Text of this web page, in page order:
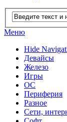
Меню
Hide
Девайсы
Железо
Игры
ОС
Периферия
Разное
Сети,